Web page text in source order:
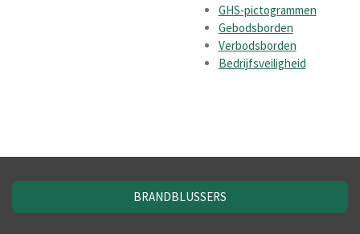
GHS-pictogrammen
Gebodsborden
Verbodsborden
Bedrijfsveiligheid
BRANDBLUSSERS